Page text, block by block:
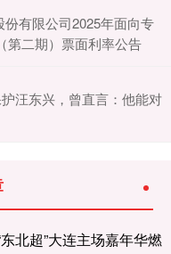
有限公司2025年面向专
第二期）票面利率公告
汪东兴，曾直言：他能对
北超”大连主场嘉年华燃